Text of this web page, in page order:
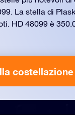
La stella di
HD 48099 è